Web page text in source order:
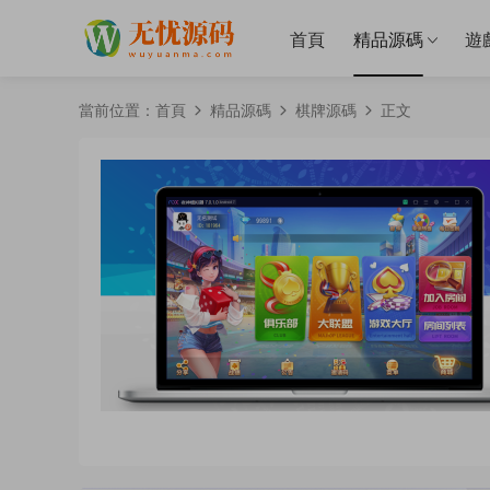
首頁 精品源碼 遊
當前位置： 首頁 精品源碼 棋牌源碼 正文